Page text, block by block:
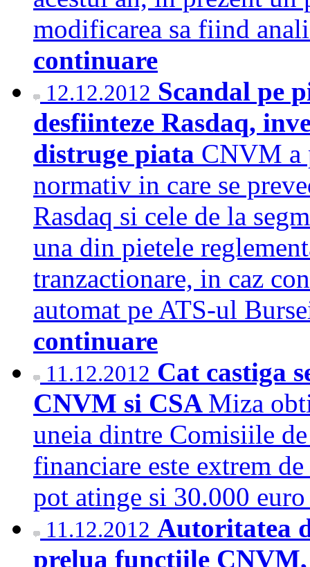
modificarea sa fiind
continuare
12.12.2012 Scandal pe
desfiinteze Rasdaq,
distruge piata CNVM a
normativ in care se
Rasdaq si cele de la
una din pietele
tranzactionare, in caz
automat pe ATS-ul
continuare
11.12.2012 Cat castiga
CNVM si CSA Miza
uneia dintre Comisiile
financiare este extrem
pot atinge si 30.000
11.12.2012 Autoritatea
prelua functiile CNVM,